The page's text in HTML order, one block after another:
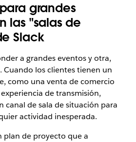
grandes
las "salas de
Slack
a grandes eventos y otra,
Cuando los clientes tienen un
como una venta de comercio
de transmisión,
canal de sala de situación para
actividad inesperada.
plan de proyecto que a